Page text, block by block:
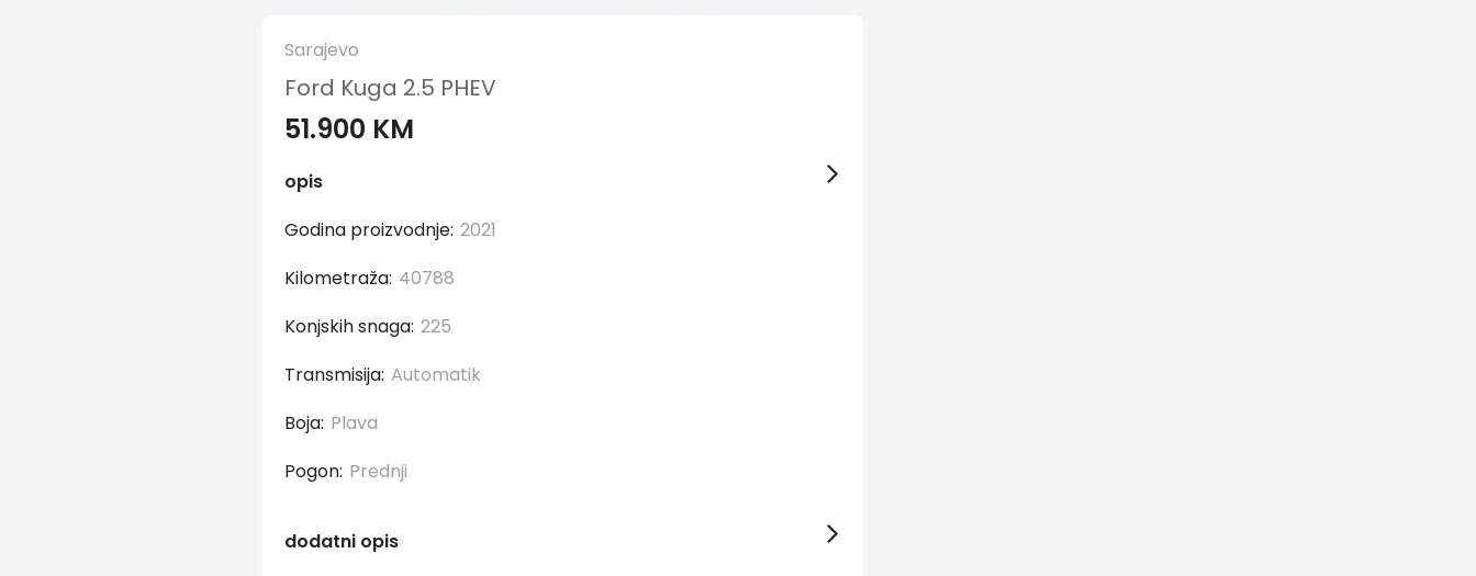
Sarajevo
Ford Kuga 2.5 PHEV
51.900 KM
opis
Godina proizvodnje:
2021
Kilometraža:
40788
Konjskih snaga:
225
Transmisija:
Automatik
Boja:
Plava
Pogon:
Prednji
dodatni opis